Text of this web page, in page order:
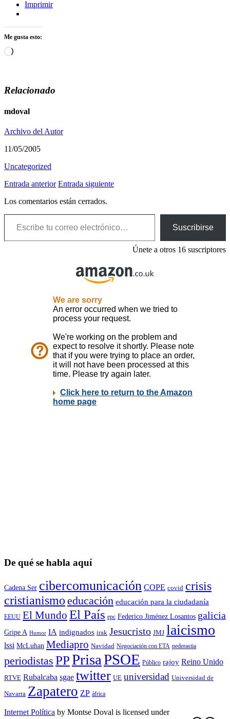
Imprimir
Me gusta esto:
Cargando...
Relacionado
mdoval
Archivo del Autor
11/05/2005
Uncategorized
Entrada anterior Entrada siguiente
Los comentarios están cerrados.
Escribe tu correo electrónico…
Suscribirse
Únete a otros 16 suscriptores
De qué se habla aquí
Cadena Ser cibercomunicación COPE covid crisis
cristianismo educación educación para la ciudadaní­a
EEUU El Mundo El País epc Federico Jiménez Losantos galicia
Gripe A Humor IA indignados irak Jesucristo JMJ laicismo
lssi McLuhan Mediapro Navidad Negociación con ETA pederastia
periodistas PPPrisaPSOE Público rajoy Reino Unido
RTVE Rubalcaba sgae twitter UE universidad Universidad de
Navarra Zapatero ZP áfrica
Internet Política by Montse Doval is licensed under